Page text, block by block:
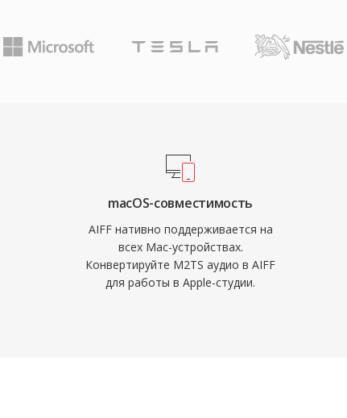
и
потери при
включая Logic Pro
рабочий формат.
дискретизации
CD. Для
экономии
выбором в индустрии
macOS-совместимость
AIFF нативно поддерживается на
всех Mac-устройствах.
Конвертируйте M2TS аудио в AIFF
для работы в Apple-студии.